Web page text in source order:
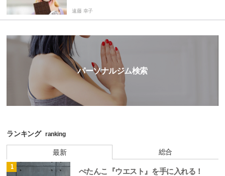
遠藤 幸子
パーソナルジム検索
ランキング ranking
最新 総合
1
ぺたんこ『ウエスト』を手に入れる！